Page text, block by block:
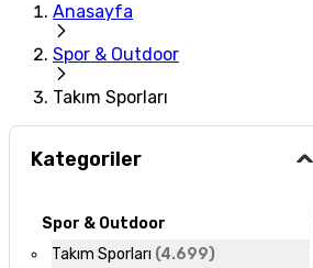
Anasayfa
Spor & Outdoor
Takım Sporları
Kategoriler
Spor & Outdoor
Takım Sporları (4.699)